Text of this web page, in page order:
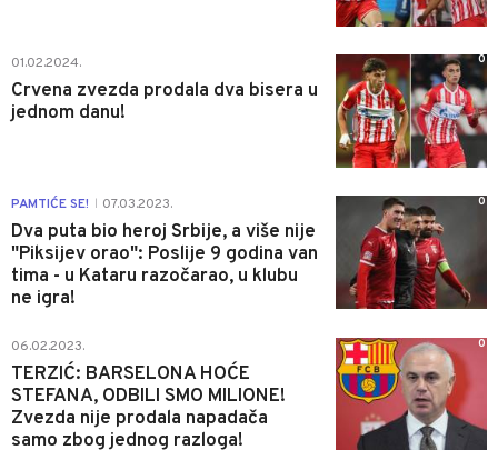
01.02.2024.
Crvena zvezda prodala dva bisera u
jednom danu!
0
PAMTIĆE SE! 07.03.2023.
Dva puta bio heroj Srbije, a više nije
"Piksijev orao": Poslije 9 godina van
tima - u Kataru razočarao, u klubu
ne igra!
0
06.02.2023.
TERZIĆ: BARSELONA HOĆE
STEFANA, ODBILI SMO MILIONE!
Zvezda nije prodala napadača
samo zbog jednog razloga!
0